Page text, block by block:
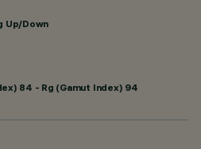
Up/Down
84 - Rg (Gamut Index) 94